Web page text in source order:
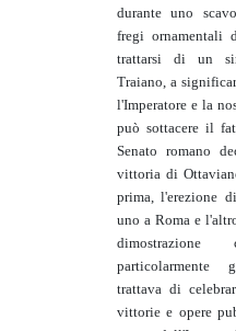
durante uno
fregi ornamentali
trattarsi di un
Traiano, a
l'Imperatore e la
può sottacere il
Senato romano
vittoria di
prima, l'erezione
uno a Roma e
particolarmente
trattava di
vittorie e opere